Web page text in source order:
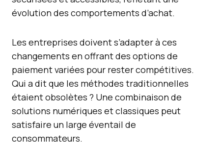
évolution des comportements d’achat.
Les entreprises doivent s’adapter à ces
changements en offrant des options de
paiement variées pour rester compétitives.
Qui a dit que les méthodes traditionnelles
étaient obsolètes ? Une combinaison de
solutions numériques et classiques peut
satisfaire un large éventail de
consommateurs.